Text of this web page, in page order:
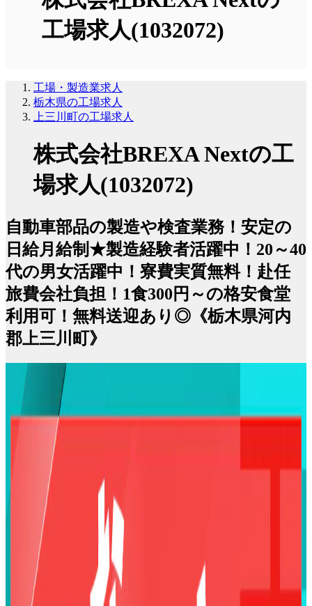
工場求人(1032072)
工場・製造業求人
栃木県の工場求人
上三川町の工場求人
株式会社BREXA Nextの工
場求人(1032072)
自動車部品の製造や検査業務！安定の
日給月給制★製造経験者活躍中！20～40
代の男女活躍中！寮費実質無料！赴任
旅費会社負担！1食300円～の格安食堂
利用可！無料送迎あり◎《栃木県河内
郡上三川町》